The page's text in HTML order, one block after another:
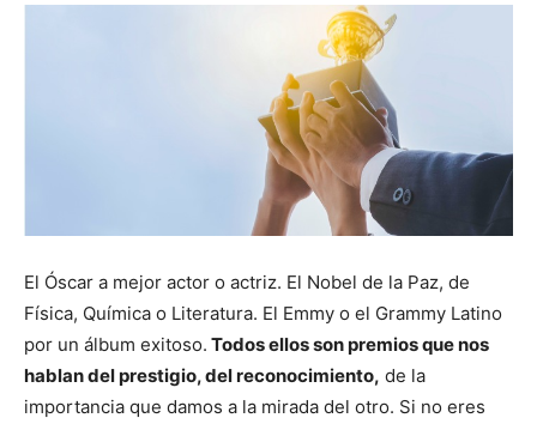
El Óscar a mejor actor o actriz. El Nobel de la Paz, de
Física, Química o Literatura. El Emmy o el Grammy Latino
por un álbum exitoso. Todos ellos son premios que nos
hablan del prestigio, del reconocimiento, de la
importancia que damos a la mirada del otro. Si no eres